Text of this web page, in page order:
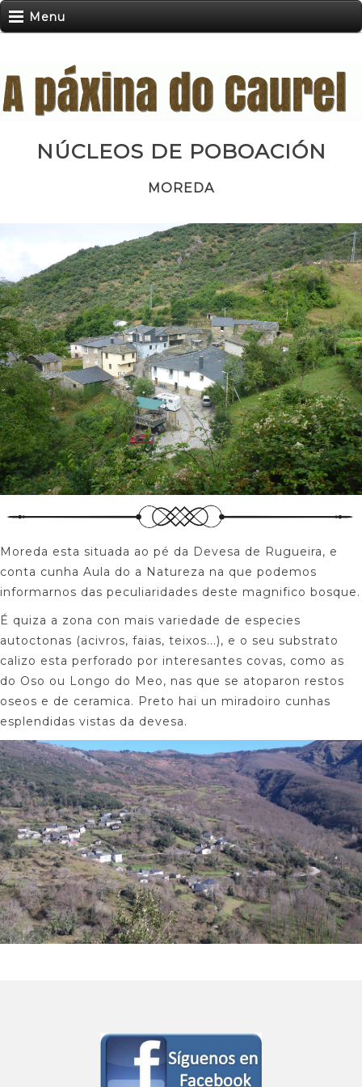
Menu
NÚCLEOS DE POBOACIÓN
MOREDA
Moreda esta situada ao pé da Devesa de Rugueira, e
conta cunha Aula do a Natureza na que podemos
informarnos das peculiaridades deste magnifico bosque.
É quiza a zona con mais variedade de especies
autoctonas (acivros, faias, teixos...), e o seu substrato
calizo esta perforado por interesantes covas, como as
do Oso ou Longo do Meo, nas que se atoparon restos
oseos e de ceramica. Preto hai un miradoiro cunhas
esplendidas vistas da devesa.